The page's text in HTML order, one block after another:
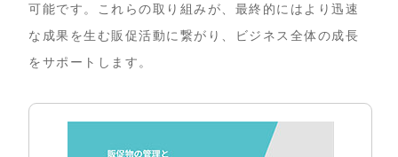
可能です。これらの取り組みが、最終的にはより迅速
な成果を生む販促活動に繋がり、ビジネス全体の成長
をサポートします。